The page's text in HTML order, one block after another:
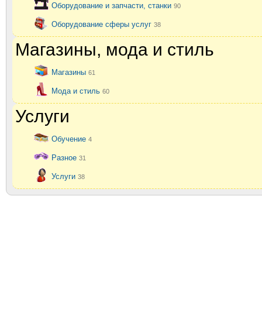
Оборудование и запчасти, станки 90
Оборудование сферы услуг 38
Магазины, мода и стиль
Магазины 61
Мода и стиль 60
Услуги
Обучение 4
Разное 31
Услуги 38